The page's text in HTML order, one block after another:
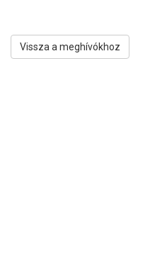
Vissza a meghívókhoz